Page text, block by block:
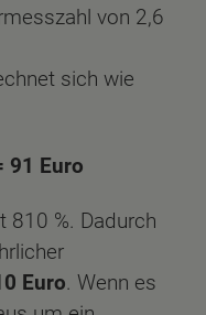
von 2,6
sich wie
91 Euro
810 %. Dadurch
Euro. Wenn es